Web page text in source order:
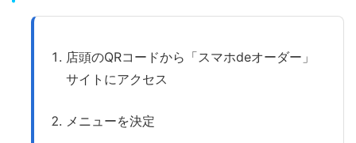
店頭のQRコードから「スマホdeオーダー」
サイトにアクセス
メニューを決定